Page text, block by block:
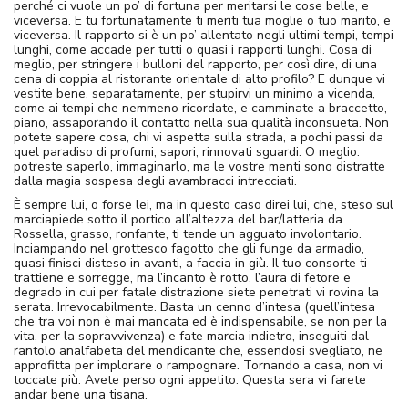
perché ci vuole un po’ di fortuna per meritarsi le cose belle, e
viceversa. E tu fortunatamente ti meriti tua moglie o tuo marito, e
viceversa. Il rapporto si è un po’ allentato negli ultimi tempi, tempi
lunghi, come accade per tutti o quasi i rapporti lunghi. Cosa di
meglio, per stringere i bulloni del rapporto, per così dire, di una
cena di coppia al ristorante orientale di alto profilo? E dunque vi
vestite bene, separatamente, per stupirvi un minimo a vicenda,
come ai tempi che nemmeno ricordate, e camminate a braccetto,
piano, assaporando il contatto nella sua qualità inconsueta. Non
potete sapere cosa, chi vi aspetta sulla strada, a pochi passi da
quel paradiso di profumi, sapori, rinnovati sguardi. O meglio:
potreste saperlo, immaginarlo, ma le vostre menti sono distratte
dalla magia sospesa degli avambracci intrecciati.
È sempre lui, o forse lei, ma in questo caso direi lui, che, steso sul
marciapiede sotto il portico all’altezza del bar/latteria da
Rossella, grasso, ronfante, ti tende un agguato involontario.
Inciampando nel grottesco fagotto che gli funge da armadio,
quasi finisci disteso in avanti, a faccia in giù. Il tuo consorte ti
trattiene e sorregge, ma l’incanto è rotto, l’aura di fetore e
degrado in cui per fatale distrazione siete penetrati vi rovina la
serata. Irrevocabilmente. Basta un cenno d’intesa (quell’intesa
che tra voi non è mai mancata ed è indispensabile, se non per la
vita, per la sopravvivenza) e fate marcia indietro, inseguiti dal
rantolo analfabeta del mendicante che, essendosi svegliato, ne
approfitta per implorare o rampognare. Tornando a casa, non vi
toccate più. Avete perso ogni appetito. Questa sera vi farete
andar bene una tisana.